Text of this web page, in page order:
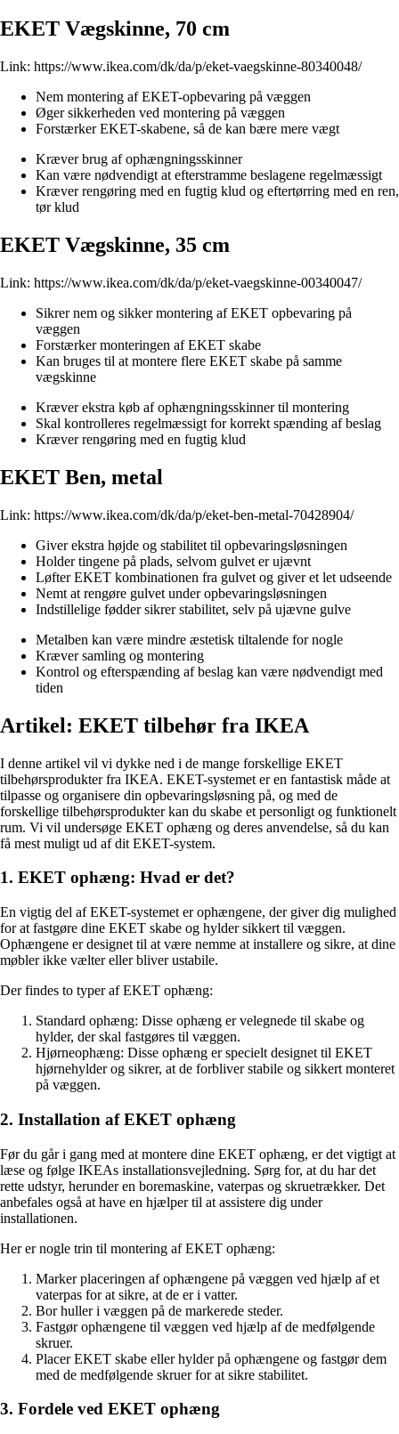
EKET Vægskinne, 70 cm
Link: https://www.ikea.com/dk/da/p/eket-vaegskinne-80340048/
Nem montering af EKET-opbevaring på væggen
Øger sikkerheden ved montering på væggen
Forstærker EKET-skabene, så de kan bære mere vægt
Kræver brug af ophængningsskinner
Kan være nødvendigt at efterstramme beslagene regelmæssigt
Kræver rengøring med en fugtig klud og eftertørring med en ren,
tør klud
EKET Vægskinne, 35 cm
Link: https://www.ikea.com/dk/da/p/eket-vaegskinne-00340047/
Sikrer nem og sikker montering af EKET opbevaring på
væggen
Forstærker monteringen af EKET skabe
Kan bruges til at montere flere EKET skabe på samme
vægskinne
Kræver ekstra køb af ophængningsskinner til montering
Skal kontrolleres regelmæssigt for korrekt spænding af beslag
Kræver rengøring med en fugtig klud
EKET Ben, metal
Link: https://www.ikea.com/dk/da/p/eket-ben-metal-70428904/
Giver ekstra højde og stabilitet til opbevaringsløsningen
Holder tingene på plads, selvom gulvet er ujævnt
Løfter EKET kombinationen fra gulvet og giver et let udseende
Nemt at rengøre gulvet under opbevaringsløsningen
Indstillelige fødder sikrer stabilitet, selv på ujævne gulve
Metalben kan være mindre æstetisk tiltalende for nogle
Kræver samling og montering
Kontrol og efterspænding af beslag kan være nødvendigt med
tiden
Artikel: EKET tilbehør fra IKEA
I denne artikel vil vi dykke ned i de mange forskellige EKET
tilbehørsprodukter fra IKEA. EKET-systemet er en fantastisk måde at
tilpasse og organisere din opbevaringsløsning på, og med de
forskellige tilbehørsprodukter kan du skabe et personligt og funktionelt
rum. Vi vil undersøge EKET ophæng og deres anvendelse, så du kan
få mest muligt ud af dit EKET-system.
1. EKET ophæng: Hvad er det?
En vigtig del af EKET-systemet er ophængene, der giver dig mulighed
for at fastgøre dine EKET skabe og hylder sikkert til væggen.
Ophængene er designet til at være nemme at installere og sikre, at dine
møbler ikke vælter eller bliver ustabile.
Der findes to typer af EKET ophæng:
Standard ophæng: Disse ophæng er velegnede til skabe og
hylder, der skal fastgøres til væggen.
Hjørneophæng: Disse ophæng er specielt designet til EKET
hjørnehylder og sikrer, at de forbliver stabile og sikkert monteret
på væggen.
2. Installation af EKET ophæng
Før du går i gang med at montere dine EKET ophæng, er det vigtigt at
læse og følge IKEAs installationsvejledning. Sørg for, at du har det
rette udstyr, herunder en boremaskine, vaterpas og skruetrækker. Det
anbefales også at have en hjælper til at assistere dig under
installationen.
Her er nogle trin til montering af EKET ophæng:
Marker placeringen af ​​ophængene på væggen ved hjælp af et
vaterpas for at sikre, at de er i vatter.
Bor huller i væggen på de markerede steder.
Fastgør ophængene til væggen ved hjælp af de medfølgende
skruer.
Placer EKET skabe eller hylder på ophængene og fastgør dem
med de medfølgende skruer for at sikre stabilitet.
3. Fordele ved EKET ophæng